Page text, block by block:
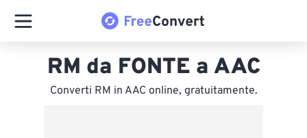
RM da FONTE a AAC
Converti RM in AAC online, gratuitamente.